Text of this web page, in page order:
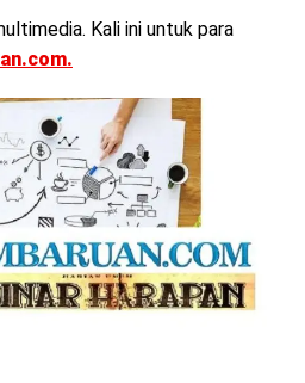
Kali ini untuk para